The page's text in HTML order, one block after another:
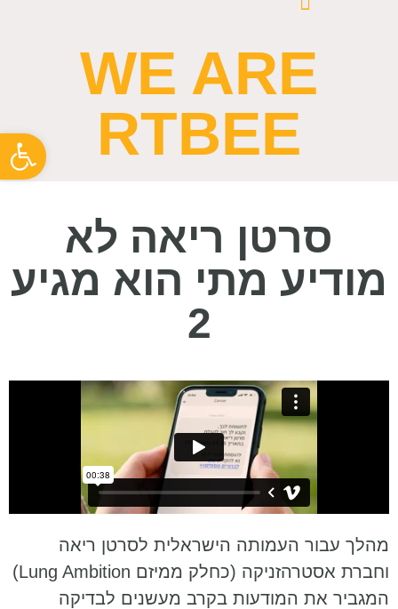
WE ARE
RTBEE
סרטן ריאה לא
מודיע מתי הוא מגיע
2
מהלך עבור העמותה הישראלית לסרטן ריאה
וחברת אסטרהזניקה (כחלק ממיזם Lung Ambition)
המגביר את המודעות בקרב מעשנים לבדיקה
פתח